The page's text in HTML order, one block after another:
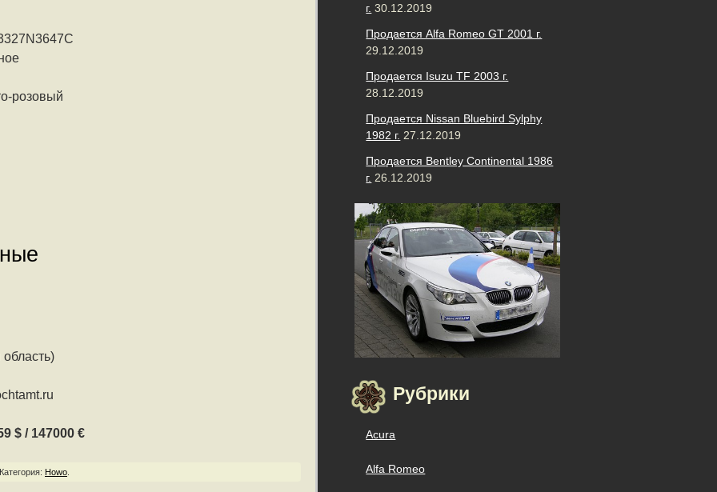
розовый
$ / 147000 €
Категория: Howo
г. 30.12.2019
Продается Alfa Romeo GT 2001 г.
29.12.2019
Продается Isuzu TF 2003 г.
28.12.2019
Продается Nissan Bluebird Sylphy
1982 г. 27.12.2019
Продается Bentley Continental 1986
г. 26.12.2019
Рубрики
Acura
Alfa Romeo